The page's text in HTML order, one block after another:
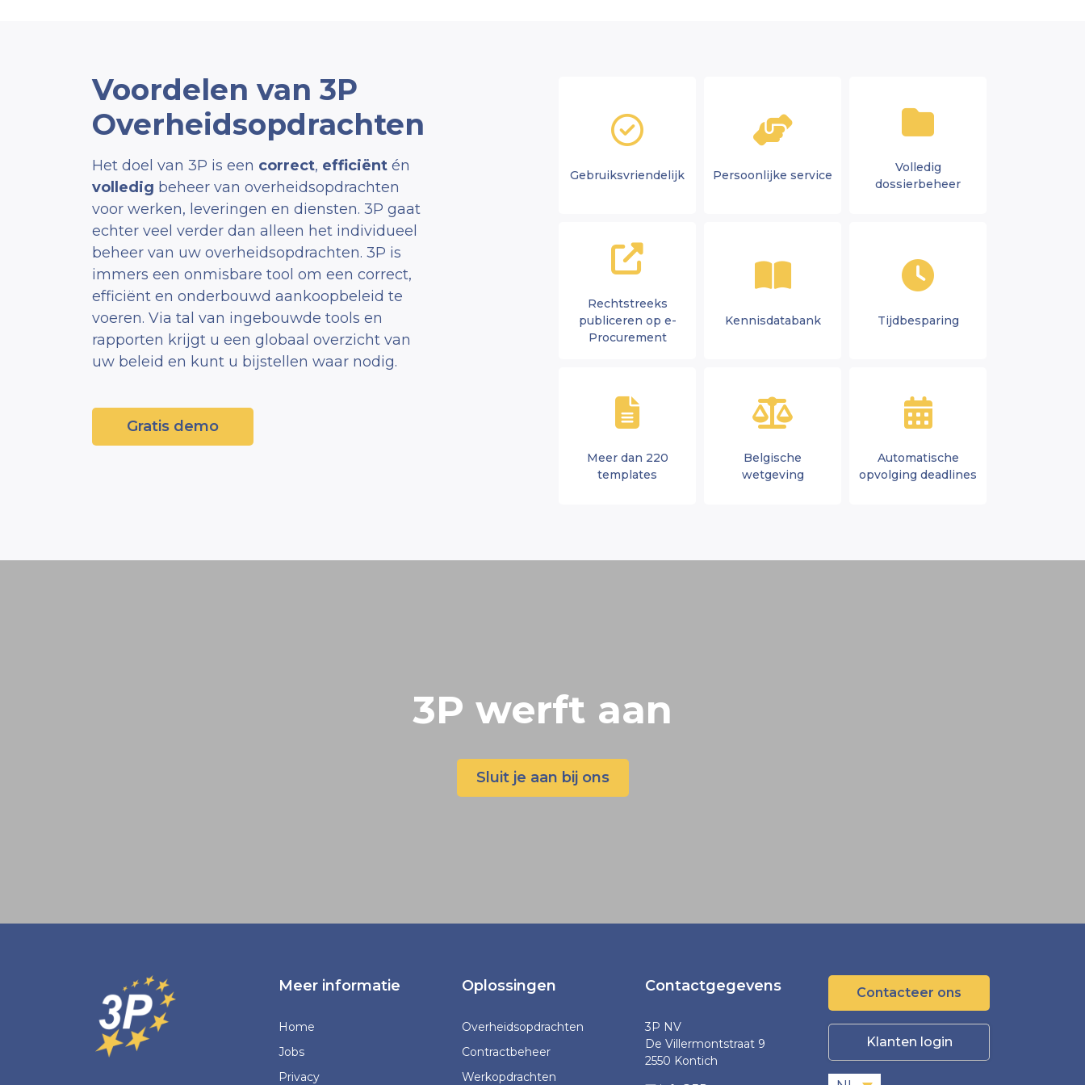
Voordelen van 3P
Overheidsopdrachten
Het doel van 3P is een correct, efficiënt én
volledig beheer van overheidsopdrachten
voor werken, leveringen en diensten. 3P gaat
echter veel verder dan alleen het individueel
beheer van uw overheidsopdrachten. 3P is
immers een onmisbare tool om een correct,
efficiënt en onderbouwd aankoopbeleid te
voeren. Via tal van ingebouwde tools en
rapporten krijgt u een globaal overzicht van
uw beleid en kunt u bijstellen waar nodig.
Gratis demo
Gebruiksvriendelijk Persoonlijke service
Volledig
dossierbeheer
Rechtstreeks
publiceren op e-
Procurement
Kennisdatabank Tijdbesparing
Meer dan 220
templates
Belgische
wetgeving
Automatische
opvolging deadlines
3P werft aan
Sluit je aan bij ons
Meer informatie
Home
Jobs
Privacy
Oplossingen
Overheidsopdrachten
Contractbeheer
Werkopdrachten
Contactgegevens
3P NV
De Villermontstraat 9
2550 Kontich
Contacteer ons
Klanten login